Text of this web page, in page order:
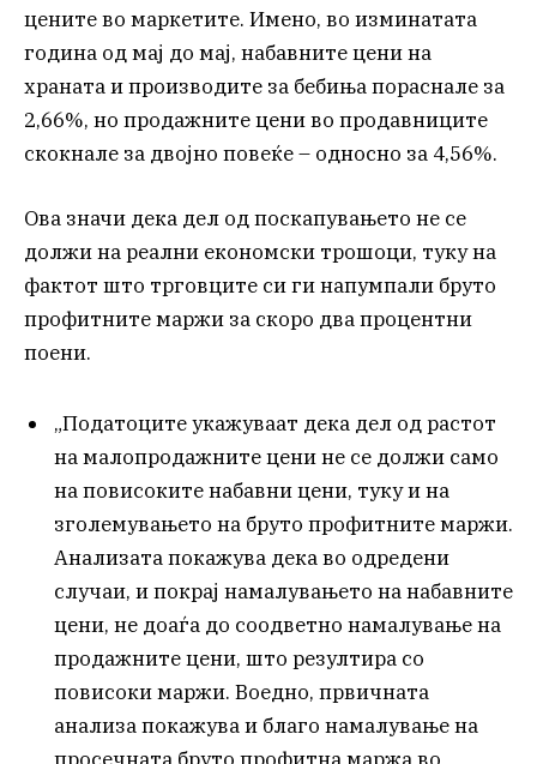
цените во маркетите. Имено, во изминатата
година од мај до мај, набавните цени на
храната и производите за бебиња пораснале за
2,66%, но продажните цени во продавниците
скокнале за двојно повеќе – односно за 4,56%.
Ова значи дека дел од поскапувањето не се
должи на реални економски трошоци, туку на
фактот што трговците си ги напумпали бруто
профитните маржи за скоро два процентни
поени.
„Податоците укажуваат дека дел од растот
на малопродажните цени не се должи само
на повисоките набавни цени, туку и на
зголемувањето на бруто профитните маржи.
Анализата покажува дека во одредени
случаи, и покрај намалувањето на набавните
цени, не доаѓа до соодветно намалување на
продажните цени, што резултира со
повисоки маржи. Воедно, првичната
анализа покажува и благо намалување на
просечната бруто профитна маржа во